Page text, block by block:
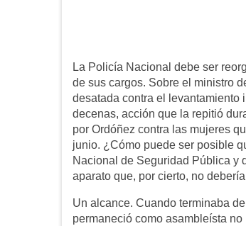
La Policía Nacional debe ser
de sus cargos. Sobre el ministro
desatada contra el levantamiento
decenas, acción que la repitió
por Ordóñez contra las mujeres
junio. ¿Cómo puede ser posible
Nacional de Seguridad Pública y
aparato que, por cierto, no
Un alcance. Cuando terminaba
permaneció como asambleísta